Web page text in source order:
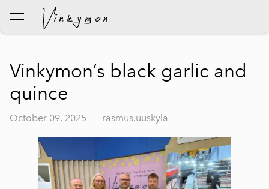
was added to the cart.
Vinkymon’s black garlic and
quince
October 09, 2025 — rasmus.uuskyla